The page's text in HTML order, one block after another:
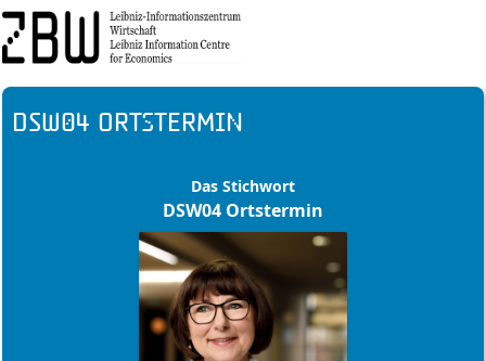
DSW04 Ortstermin